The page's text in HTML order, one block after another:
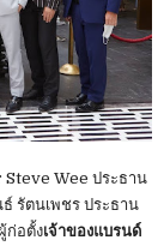
Wee ประธาน
รัตนเพชร ประธาน
ก่อตั้งเจ้าของแบรนด์